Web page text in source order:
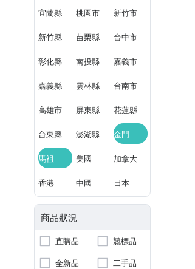
宜蘭縣 桃園市 新竹市
新竹縣 苗栗縣 台中市
彰化縣 南投縣 嘉義市
嘉義縣 雲林縣 台南市
高雄市 屏東縣 花蓮縣
台東縣 澎湖縣 金門
馬祖 美國 加拿大
香港 中國 日本
商品狀況
直購品
競標品
全新品
二手品